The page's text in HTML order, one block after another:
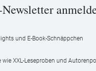
und E-Book-Schnäppchen
wie XXL-Leseproben und